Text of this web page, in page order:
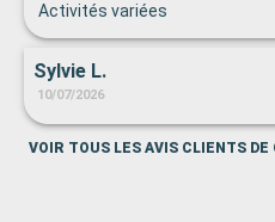
Activités variées
Sylvie L.
10/07/2026
VOIR TOUS LES AVIS CLIENTS DE